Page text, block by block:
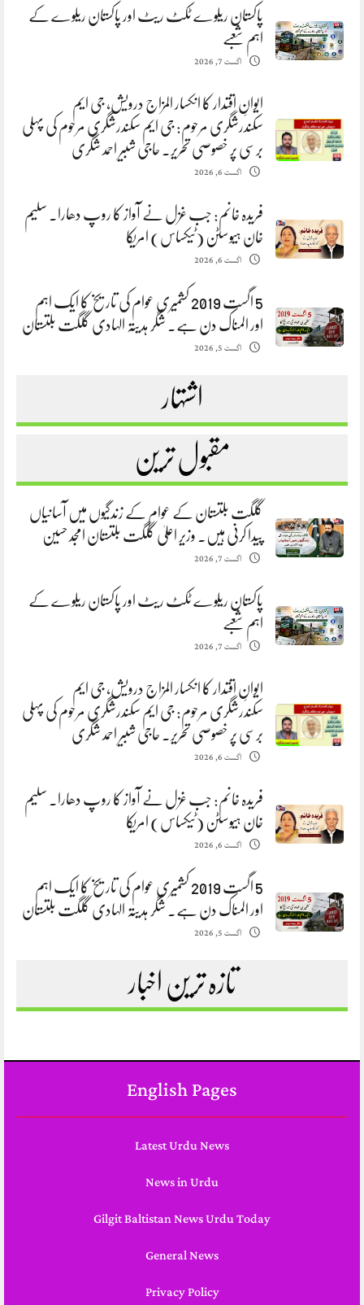
پاکستان ریلوے ٹکٹ ریٹ اور پاکستان ریلوے کے
اہم شعبے
اگست 7, 2026
ایوانِ اقتدار کا انکسار المزاج درویش، جی ایم
سکندرشگری مرحوم: جی ایم سکندرشگری مرحوم کی پہلی
برسی پر خصوصی تحریر. حاجی شبیر احمد شگری
اگست 6, 2026
فریدہ خانم: جب غزل نے آواز کا روپ دھارا. سلیم
خان ہیوسٹن (ٹیکساس) امریکا
اگست 6, 2026
5 اگست 2019 کشمیری عوام کی تاریخ کا ایک اہم
اور المناک دن ہے. شگر ہدیتہ الہادی گلگت بلتستان
اگست 5, 2026
اشتہار
مقبول ترین
گلگت بلتستان کے عوام کے زندگیوں میں آسانیاں
پیدا کرنی ہیں. وزیر اعلیٰ گلگت بلتستان امجد حسین
اگست 7, 2026
پاکستان ریلوے ٹکٹ ریٹ اور پاکستان ریلوے کے
اہم شعبے
اگست 7, 2026
ایوانِ اقتدار کا انکسار المزاج درویش، جی ایم
سکندرشگری مرحوم: جی ایم سکندرشگری مرحوم کی پہلی
برسی پر خصوصی تحریر. حاجی شبیر احمد شگری
اگست 6, 2026
فریدہ خانم: جب غزل نے آواز کا روپ دھارا. سلیم
خان ہیوسٹن (ٹیکساس) امریکا
اگست 6, 2026
5 اگست 2019 کشمیری عوام کی تاریخ کا ایک اہم
اور المناک دن ہے. شگر ہدیتہ الہادی گلگت بلتستان
اگست 5, 2026
تازہ ترین اخبار
English Pages
Latest Urdu News
News in Urdu
Gilgit Baltistan News Urdu Today
General News
Privacy Policy